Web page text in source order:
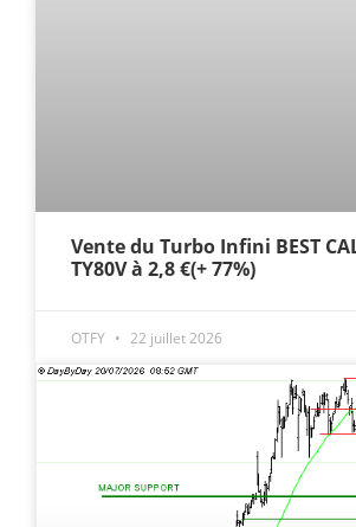
Vente du Turbo Infini BEST
TY80V à 2,8 €(+ 77%)
OTFY 22 juillet 2026